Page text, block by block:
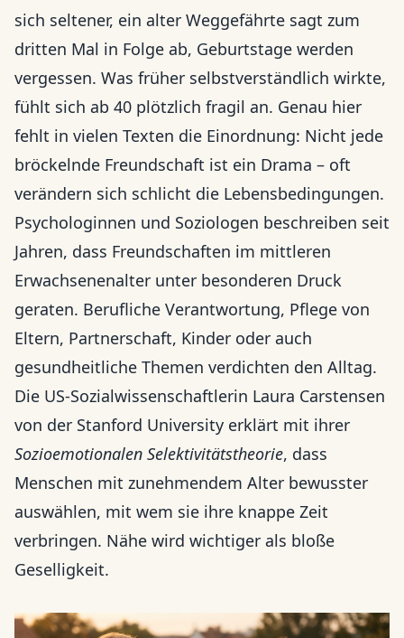
sich seltener, ein alter Weggefährte sagt zum
dritten Mal in Folge ab, Geburtstage werden
vergessen. Was früher selbstverständlich wirkte,
fühlt sich ab 40 plötzlich fragil an. Genau hier
fehlt in vielen Texten die Einordnung: Nicht jede
bröckelnde Freundschaft ist ein Drama – oft
verändern sich schlicht die Lebensbedingungen.
Psychologinnen und Soziologen beschreiben seit
Jahren, dass Freundschaften im mittleren
Erwachsenenalter unter besonderen Druck
geraten. Berufliche Verantwortung, Pflege von
Eltern, Partnerschaft, Kinder oder auch
gesundheitliche Themen verdichten den Alltag.
Die US-Sozialwissenschaftlerin Laura Carstensen
von der Stanford University erklärt mit ihrer
Sozioemotionalen Selektivitätstheorie, dass
Menschen mit zunehmendem Alter bewusster
auswählen, mit wem sie ihre knappe Zeit
verbringen. Nähe wird wichtiger als bloße
Geselligkeit.